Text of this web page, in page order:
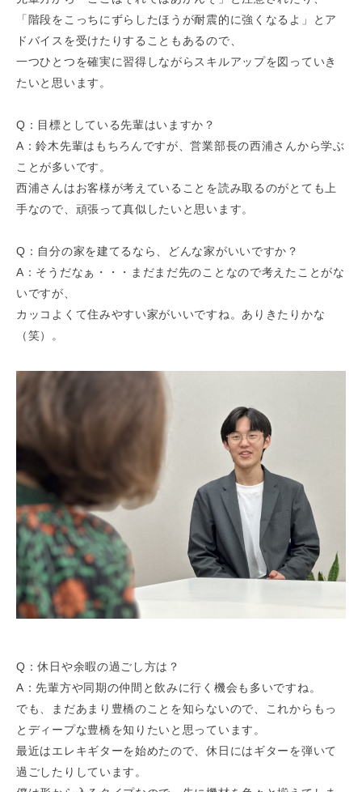
「階段をこっちにずらしたほうが耐震的に強くなるよ」とア
ドバイスを受けたりすることもあるので、
一つひとつを確実に習得しながらスキルアップを図っていき
たいと思います。
Q：目標としている先輩はいますか？
A：鈴木先輩はもちろんですが、営業部長の西浦さんから学ぶ
ことが多いです。
西浦さんはお客様が考えていることを読み取るのがとても上
手なので、頑張って真似したいと思います。
Q：自分の家を建てるなら、どんな家がいいですか？
A：そうだなぁ・・・まだまだ先のことなので考えたことがな
いですが、
カッコよくて住みやすい家がいいですね。ありきたりかな
（笑）。
Q：休日や余暇の過ごし方は？
A：先輩方や同期の仲間と飲みに行く機会も多いですね。
でも、まだあまり豊橋のことを知らないので、これからもっ
とディープな豊橋を知りたいと思っています。
最近はエレキギターを始めたので、休日にはギターを弾いて
過ごしたりしています。